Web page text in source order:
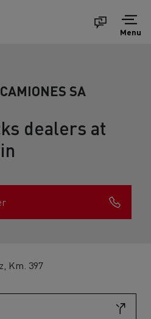
Menu
SA
dealers at
Km. 397